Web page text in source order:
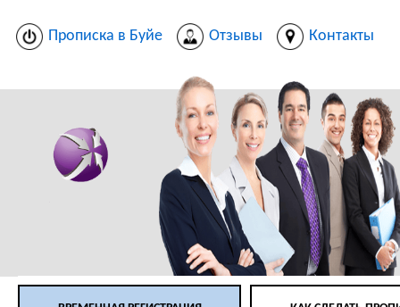
Прописка в Буйе Отзывы Контакты